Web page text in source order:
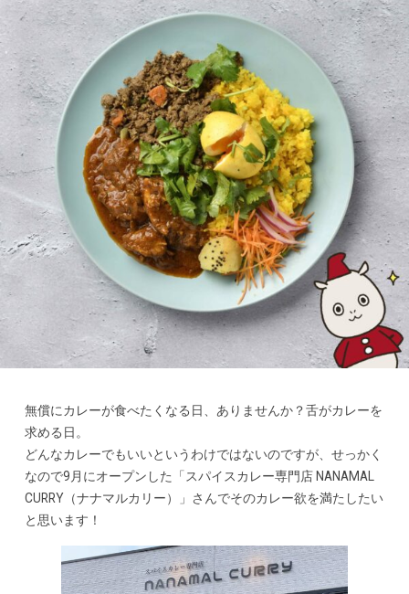
無償にカレーが食べたくなる日、ありませんか？舌がカレーを
求める日。
どんなカレーでもいいというわけではないのですが、せっかく
なので9月にオープンした「スパイスカレー専門店 NANAMAL
CURRY（ナナマルカリー）」さんでそのカレー欲を満たしたい
と思います！